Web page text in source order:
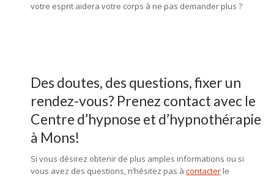
votre esprit aidera votre corps à ne pas demander plus ?
Des doutes, des questions, fixer un
rendez-vous? Prenez contact avec le
Centre d’hypnose et d’hypnothérapie
à Mons!
Si vous désirez obtenir de plus amples informations ou si
vous avez des questions, n’hésitez pas à contacter le